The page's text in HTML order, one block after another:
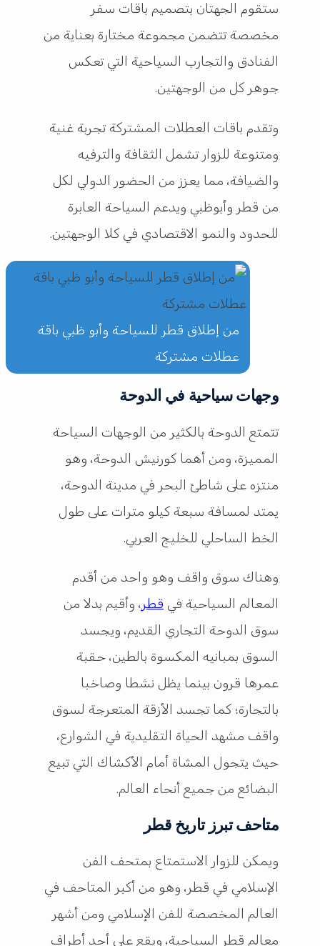
ستقوم الجهتان بتصميم باقات سفر
مخصصة تتضمن مجموعة مختارة بعناية من
الفنادق والتجارب السياحية التي تعكس
جوهر كل من الوجهتين.
وتقدم باقات العطلات المشتركة تجربة غنية
ومتنوعة للزوار تشمل الثقافة والترفيه
والضيافة، مما يعزز من الحضور الدولي لكل
من قطر وأبوظبي ويدعم السياحة العابرة
للحدود والنمو الاقتصادي في كلا الوجهتين.
من إطلاق قطر للسياحة وأبو ظبي باقة
عطلات مشتركة
وجهات سياحية في الدوحة
تتمتع الدوحة بالكثير من الوجهات السياحة
المميزة، ومن أهما كورنيش الدوحة، وهو
منتزه على شاطئ البحر في مدينة الدوحة،
يمتد لمسافة سبعة كيلو مترات على طول
الخط الساحلي للخليج العربي.
وهناك سوق واقف وهو واحد من أقدم
المعالم السياحية في قطر ، وأقيم بدلا من
سوق الدوحة التجاري القديم، ويجسد
السوق بمبانيه المكسوة بالطين، حقبة
عمرها قرون بينما يظل نشطا وصاخبا
بالتجارة؛ كما تجسد الأزقة المتعرجة لسوق
واقف مشهد الحياة التقليدية في الشوارع،
حيث يتجول المشاة أمام الأكشاك التي تبيع
البضائع من جميع أنحاء العالم.
متاحف تبرز تاريخ قطر
ويمكن للزوار الاستمتاع بمتحف الفن
الإسلامي في قطر، وهو من أكبر المتاحف في
العالم المخصصة للفن الإسلامي ومن أشهر
معالم قطر السياحية، ويقع على أحد أطراف